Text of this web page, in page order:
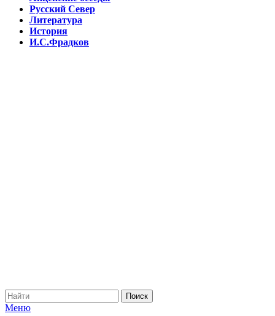
Русский Север
Литература
История
И.С.Фрадков
Меню